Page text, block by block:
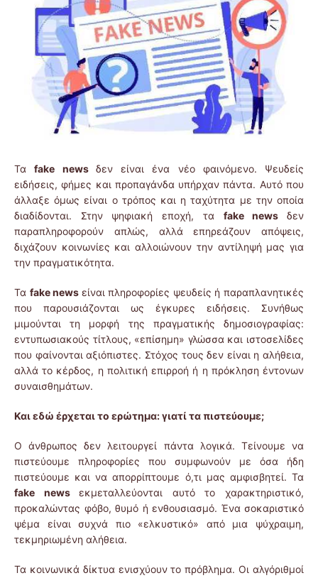
Ταfake news
δεν είναι ένα νέο φαινόμενο. Ψευδείς
ειδήσεις, φήμες και προπαγάνδα υπήρχαν πάντα. Αυτό που
άλλαξε όμως είναι ο τρόπος και η ταχύτητα με την οποία
διαδίδονται. Στην ψηφιακή εποχή, τα fake news
δεν
παραπληροφορούν απλώς, αλλά επηρεάζουν απόψεις,
διχάζουν κοινωνίες και αλλοιώνουν την αντίληψή μας για
την πραγματικότητα.
Τα fake news είναι πληροφορίες ψευδείς ή παραπλανητικές
που παρουσιάζονται ως έγκυρες ειδήσεις. Συνήθως
μιμούνται τη μορφή της πραγματικής δημοσιογραφίας:
εντυπωσιακούς τίτλους, «επίσημη» γλώσσα και ιστοσελίδες
που φαίνονται αξιόπιστες. Στόχος τους δεν είναι η αλήθεια,
αλλά το κέρδος, η πολιτική επιρροή ή η πρόκληση έντονων
συναισθημάτων.
Και εδώ έρχεται το ερώτημα: γιατί τα πιστεύουμε;
Ο άνθρωπος δεν λειτουργεί πάντα λογικά. Τείνουμε να
πιστεύουμε πληροφορίες που συμφωνούν με όσα ήδη
πιστεύουμε και να απορρίπτουμε ό,τι μας αμφισβητεί. Τα
fake
news
εκμεταλλεύονται αυτό το χαρακτηριστικό,
προκαλώντας φόβο, θυμό ή ενθουσιασμό. Ένα σοκαριστικό
ψέμα είναι συχνά πιο «ελκυστικό» από μια ψύχραιμη,
τεκμηριωμένη αλήθεια.
Τα κοινωνικά δίκτυα ενισχύουν το πρόβλημα. Οι αλγόριθμοί